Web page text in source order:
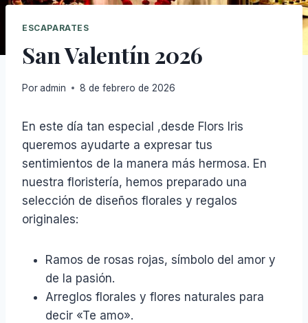
ESCAPARATES
San Valentín 2026
Poradmin 8 de febrero de 2026
En este día tan especial ,desde Flors Iris
queremos ayudarte a expresar tus
sentimientos de la manera más hermosa. En
nuestra floristería, hemos preparado una
selección de diseños florales y regalos
originales:
Ramos de rosas rojas, símbolo del amor y
de la pasión.
Arreglos florales y flores naturales para
decir «Te amo».